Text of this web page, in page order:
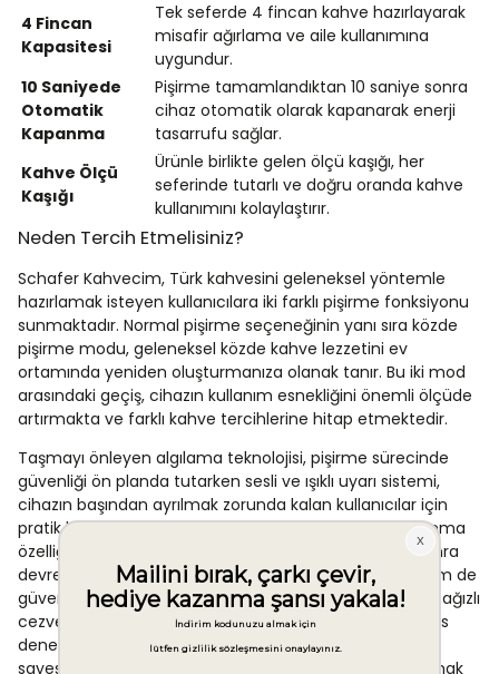
4 Fincan
Kapasitesi
Tek seferde 4 fincan kahve hazırlayarak
misafir ağırlama ve aile kullanımına
uygundur.
10 Saniyede
Otomatik
Kapanma
Pişirme tamamlandıktan 10 saniye sonra
cihaz otomatik olarak kapanarak enerji
tasarrufu sağlar.
Kahve Ölçü
Kaşığı
Ürünle birlikte gelen ölçü kaşığı, her
seferinde tutarlı ve doğru oranda kahve
kullanımını kolaylaştırır.
Neden Tercih Etmelisiniz?
Schafer Kahvecim, Türk kahvesini geleneksel yöntemle
hazırlamak isteyen kullanıcılara iki farklı pişirme fonksiyonu
sunmaktadır. Normal pişirme seçeneğinin yanı sıra közde
pişirme modu, geleneksel közde kahve lezzetini ev
ortamında yeniden oluşturmanıza olanak tanır. Bu iki mod
arasındaki geçiş, cihazın kullanım esnekliğini önemli ölçüde
artırmakta ve farklı kahve tercihlerine hitap etmektedir.
Taşmayı önleyen algılama teknolojisi, pişirme sürecinde
güvenliği ön planda tutarken sesli ve ışıklı uyarı sistemi,
cihazın başından ayrılmak zorunda kalan kullanıcılar için
pratik bir bildirim mekanizması sağlar. Otomatik kapanma
özelliği, pişirme tamamlandıktan yalnızca 10 saniye sonra
devreye girerek hem enerji tüketimini en aza indirir hem de
güvenli kullanım sunar. Sağ ve sol el uyumlu çift akma ağızlı
cezve tasarımı, tüm kullanıcılar için ergonomik bir servis
deneyimi sağlarken ürünle birlikte sunulan ölçü kaşığı
sayesinde her pişirmede doğru kahve miktarını kullanmak